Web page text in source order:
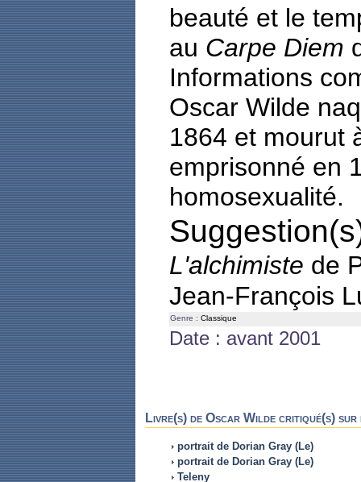
beauté et le
au Carpe Diem
Informations
Oscar Wilde
1864 et mourut
emprisonné en
homosexualité.
L'alchimiste de
Jean-François
Genre : Classique
Date : avant 2001
Livre(s) de Oscar Wilde critiqué(s) sur
portrait de Dorian Gray (Le)
portrait de Dorian Gray (Le)
Teleny